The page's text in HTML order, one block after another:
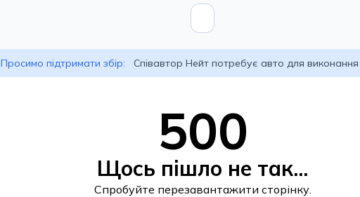
Просимо підтримати збір: Співавтор Нейт потребує авто для
500
Щось пішло не так...
Спробуйте перезавантажити сторінку.